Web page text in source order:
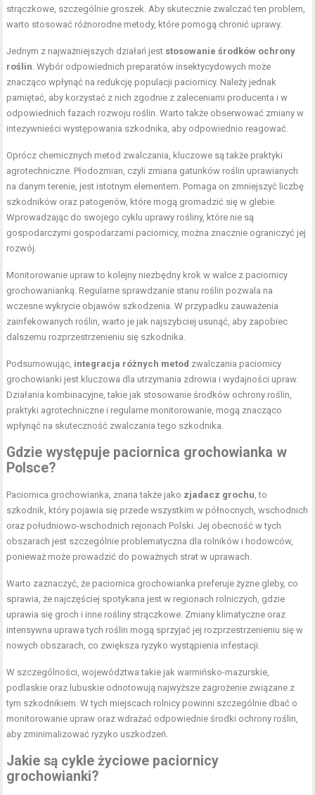
strączkowe, szczególnie groszek. Aby skutecznie zwalczać ten problem,
warto stosować różnorodne metody, które pomogą chronić uprawy.
Jednym z najważniejszych działań jest stosowanie środków ochrony
roślin. Wybór odpowiednich preparatów insektycydowych może
znacząco wpłynąć na redukcję populacji paciornicy. Należy jednak
pamiętać, aby korzystać z nich zgodnie z zaleceniami producenta i w
odpowiednich fazach rozwoju roślin. Warto także obserwować zmiany w
intezywnieści występowania szkodnika, aby odpowiednio reagować.
Oprócz chemicznych metod zwalczania, kluczowe są także praktyki
agrotechniczne. Płodozmian, czyli zmiana gatunków roślin uprawianych
na danym terenie, jest istotnym elementem. Pomaga on zmniejszyć liczbę
szkodników oraz patogenów, które mogą gromadzić się w glebie.
Wprowadzając do swojego cyklu uprawy rośliny, które nie są
gospodarczymi gospodarzami paciornicy, można znacznie ograniczyć jej
rozwój.
Monitorowanie upraw to kolejny niezbędny krok w walce z paciornicy
grochowanianką. Regularne sprawdzanie stanu roślin pozwala na
wczesne wykrycie objawów szkodzenia. W przypadku zauważenia
zainfekowanych roślin, warto je jak najszybciej usunąć, aby zapobiec
dalszemu rozprzestrzenieniu się szkodnika.
Podsumowując, integracja różnych metod zwalczania paciornicy
grochowianki jest kluczowa dla utrzymania zdrowia i wydajności upraw.
Działania kombinacyjne, takie jak stosowanie środków ochrony roślin,
praktyki agrotechniczne i regularne monitorowanie, mogą znacząco
wpłynąć na skuteczność zwalczania tego szkodnika.
Gdzie występuje paciornica grochowianka w
Polsce?
Paciornica grochowianka, znana także jako zjadacz grochu, to
szkodnik, który pojawia się przede wszystkim w północnych, wschodnich
oraz południowo-wschodnich rejonach Polski. Jej obecność w tych
obszarach jest szczególnie problematyczna dla rolników i hodowców,
ponieważ może prowadzić do poważnych strat w uprawach.
Warto zaznaczyć, że paciornica grochowianka preferuje żyzne gleby, co
sprawia, że najczęściej spotykana jest w regionach rolniczych, gdzie
uprawia się groch i inne rośliny strączkowe. Zmiany klimatyczne oraz
intensywna uprawa tych roślin mogą sprzyjać jej rozprzestrzenieniu się w
nowych obszarach, co zwiększa ryzyko wystąpienia infestacji.
W szczególności, województwa takie jak warmińsko-mazurskie,
podlaskie oraz lubuskie odnotowują najwyższe zagrożenie związane z
tym szkodnikiem. W tych miejscach rolnicy powinni szczególnie dbać o
monitorowanie upraw oraz wdrażać odpowiednie środki ochrony roślin,
aby zminimalizować ryzyko uszkodzeń.
Jakie są cykle życiowe paciornicy
grochowianki?